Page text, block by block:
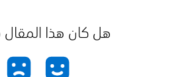
هل كان هذا المقال